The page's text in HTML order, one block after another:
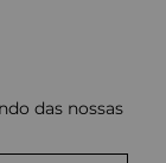
das nossas